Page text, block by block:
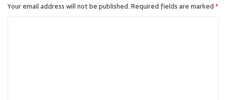
Your email address will not be published.Required fields are marked*